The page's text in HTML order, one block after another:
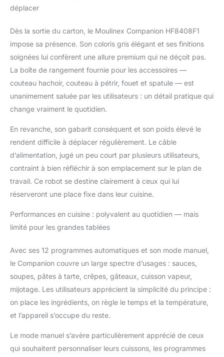
cuiseur le plus
silencieux (par rapport
aux modèles les plus
vendus, d'après des
selon une norme
internationale) ACCÈS
À L'APPLICATION
une infinité de recettes,
sauvegardez vos
recettes préférées et
créez vos listes de
courses directement
dans l'application – la
fonction «Dans mon
également de trouver
l'inspiration et de
RÉPARABILITÉ 15ANS
AU JUSTE PRIX:
engagement de
réparabilité 15ans au
juste prix grâce à notre
réseau de
6200réparateurs dans
le monde, pour
protection de
l’environnement et à la
déplacer
Dès la sortie du carton, le Moulinex Companion HF8408F1
impose sa présence. Son coloris gris élégant et ses finitions
soignées lui confèrent une allure premium qui ne déçoit pas.
La boîte de rangement fournie pour les accessoires —
couteau hachoir, couteau à pétrir, fouet et spatule — est
unanimement saluée par les utilisateurs : un détail pratique qui
change vraiment le quotidien.
En revanche, son gabarit conséquent et son poids élevé le
rendent difficile à déplacer régulièrement. Le câble
d’alimentation, jugé un peu court par plusieurs utilisateurs,
contraint à bien réfléchir à son emplacement sur le plan de
travail. Ce robot se destine clairement à ceux qui lui
réserveront une place fixe dans leur cuisine.
Performances en cuisine : polyvalent au quotidien — mais
limité pour les grandes tablées
Avec ses 12 programmes automatiques et son mode manuel,
le Companion couvre un large spectre d’usages : sauces,
soupes, pâtes à tarte, crêpes, gâteaux, cuisson vapeur,
mijotage. Les utilisateurs apprécient la simplicité du principe :
on place les ingrédients, on règle le temps et la température,
et l’appareil s’occupe du reste.
Le mode manuel s’avère particulièrement apprécié de ceux
qui souhaitent personnaliser leurs cuissons, les programmes